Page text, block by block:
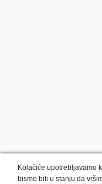
Kolačiće upotrebljavamo
bismo bili u stanju da